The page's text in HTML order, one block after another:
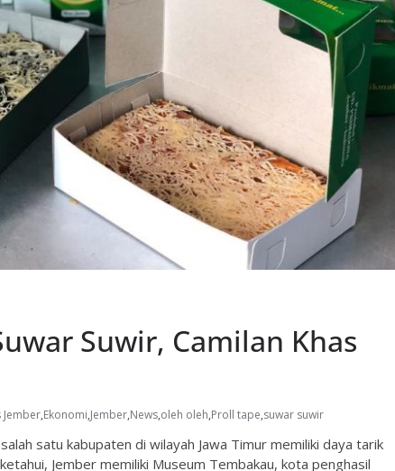
Suwir, Camilan Khas
Jember,Ekonomi,Jember,News,oleh oleh,Proll tape,suwar suwir
satu kabupaten di wilayah Jawa Timur memiliki daya tarik
Jember memiliki Museum Tembakau, kota penghasil